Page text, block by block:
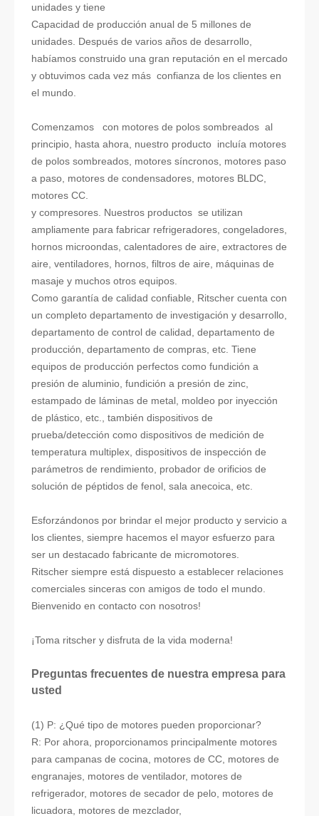
unidades y tiene
Capacidad de producción anual de 5 millones de
unidades. Después de varios años de desarrollo,
habíamos construido una gran reputación en el mercado
y obtuvimos cada vez más confianza de los clientes en
el mundo.
Comenzamos con motores de polos sombreados al
principio, hasta ahora, nuestro producto incluía motores
de polos sombreados, motores síncronos, motores paso
a paso, motores de condensadores, motores BLDC,
motores CC.
y compresores. Nuestros productos se utilizan
ampliamente para fabricar refrigeradores, congeladores,
hornos microondas, calentadores de aire, extractores de
aire, ventiladores, hornos, filtros de aire, máquinas de
masaje y muchos otros equipos.
Como garantía de calidad confiable, Ritscher cuenta con
un completo departamento de investigación y desarrollo,
departamento de control de calidad, departamento de
producción, departamento de compras, etc. Tiene
equipos de producción perfectos como fundición a
presión de aluminio, fundición a presión de zinc,
estampado de láminas de metal, moldeo por inyección
de plástico, etc., también dispositivos de
prueba/detección como dispositivos de medición de
temperatura multiplex, dispositivos de inspección de
parámetros de rendimiento, probador de orificios de
solución de péptidos de fenol, sala anecoica, etc.
Esforzándonos por brindar el mejor producto y servicio a
los clientes, siempre hacemos el mayor esfuerzo para
ser un destacado fabricante de micromotores.
Ritscher siempre está dispuesto a establecer relaciones
comerciales sinceras con amigos de todo el mundo.
Bienvenido en contacto con nosotros!
¡Toma ritscher y disfruta de la vida moderna!
Preguntas frecuentes de nuestra empresa para
usted
(1) P: ¿Qué tipo de motores pueden proporcionar?
R: Por ahora, proporcionamos principalmente motores
para campanas de cocina, motores de CC, motores de
engranajes, motores de ventilador, motores de
refrigerador, motores de secador de pelo, motores de
licuadora, motores de mezclador,